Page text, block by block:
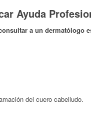
Ayuda
a un dermatólogo
del cuero cabelludo.